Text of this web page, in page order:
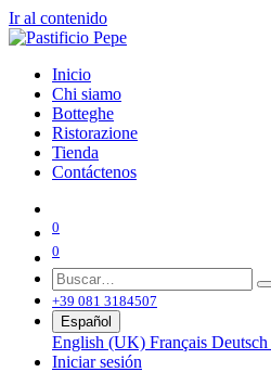
Ir al contenido
Inicio
Chi siamo
Botteghe
Ristorazione
Tienda
Contáctenos
0
0
+39 081 3184507
Español
English (UK) Français Deutsch
Iniciar sesión